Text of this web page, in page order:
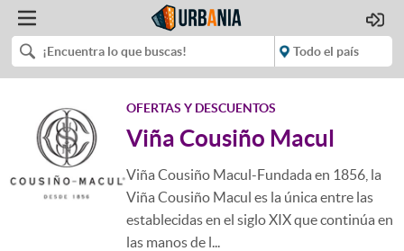
OFERTAS Y DESCUENTOS
Viña Cousiño Macul
Viña Cousiño Macul-Fundada en 1856, la
Viña Cousiño Macul es la única entre las
establecidas en el siglo XIX que continúa en
las manos de l...